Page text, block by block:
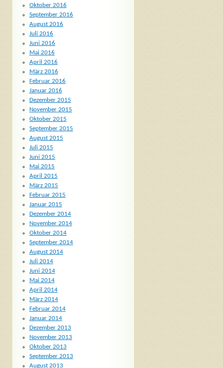
Oktober 2016
September 2016
August 2016
Juli 2016
Juni 2016
Mai 2016
April 2016
März 2016
Februar 2016
Januar 2016
Dezember 2015
November 2015
Oktober 2015
September 2015
August 2015
Juli 2015
Juni 2015
Mai 2015
April 2015
März 2015
Februar 2015
Januar 2015
Dezember 2014
November 2014
Oktober 2014
September 2014
August 2014
Juli 2014
Juni 2014
Mai 2014
April 2014
März 2014
Februar 2014
Januar 2014
Dezember 2013
November 2013
Oktober 2013
September 2013
August 2013